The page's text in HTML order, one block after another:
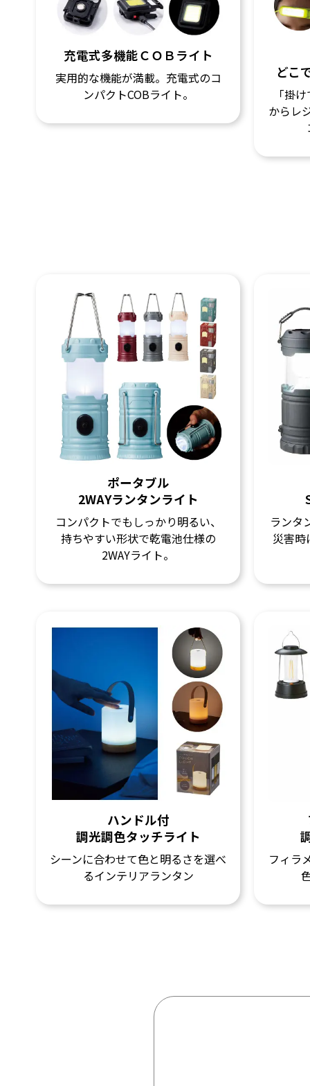
充電式多機能ＣＯＢライト
実用的な機能が満載。充電式のコ
ンパクトCOBライト。
どこ
「掛
からレ
ポータブル
2WAYランタンライト
コンパクトでもしっかり明るい、
持ちやすい形状で乾電池仕様の
2WAYライト。
ランタ
災害時
ハンドル付
調光調色タッチライト
シーンに合わせて色と明るさを選べ
るインテリアランタン
フィラ